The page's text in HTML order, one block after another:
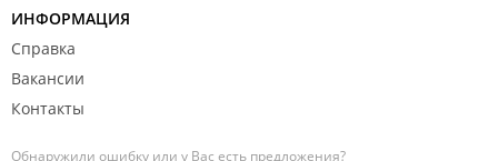
ИНФОРМАЦИЯ
Справка
Вакансии
Контакты
Обнаружили ошибку или у Вас есть предложения?